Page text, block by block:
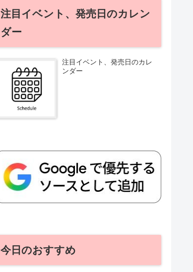
注目イベント、発売日のカレン
ダー
注目イベント、発売日のカレ
ンダー
今日のおすすめ